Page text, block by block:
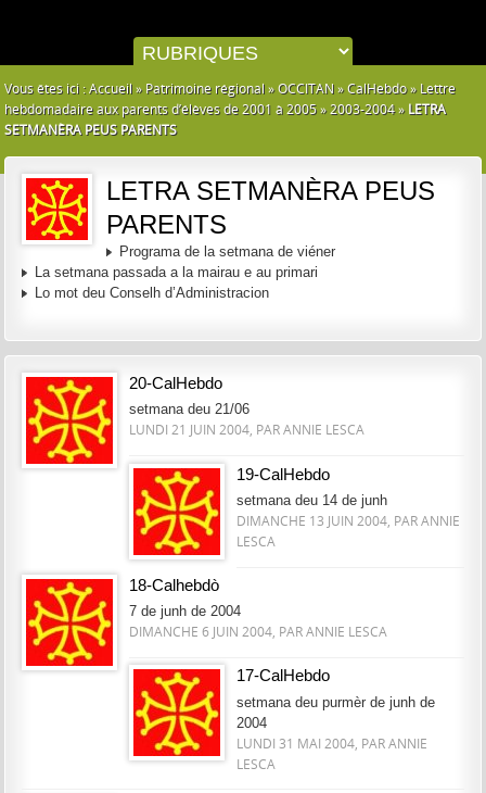
Vous êtes ici :Accueil » Patrimoine régional »OCCITAN »CalHebdo» Lettre
hebdomadaire aux parents d’élèves de 2001 à 2005 » 2003-2004» LETRA
SETMANÈRA PEUS PARENTS
LETRA SETMANÈRA PEUS
PARENTS
Programa de la setmana de viéner
La setmana passada a la mairau e au primari
Lo mot deu Conselh d’Administracion
20-CalHebdo
setmana deu 21/06
LUNDI 21 JUIN 2004, PAR ANNIE LESCA
19-CalHebdo
setmana deu 14 de junh
DIMANCHE 13 JUIN 2004, PAR ANNIE
LESCA
18-Calhebdò
7 de junh de 2004
DIMANCHE 6 JUIN 2004, PAR ANNIE LESCA
17-CalHebdo
setmana deu purmèr de junh de
2004
LUNDI 31 MAI 2004, PAR ANNIE
LESCA